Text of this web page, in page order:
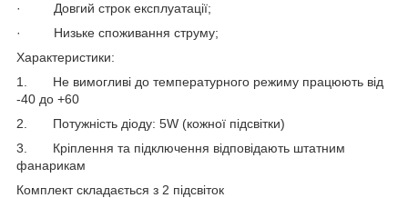
· Довгий строк експлуатації;
· Низьке споживання струму;
Характеристики:
1. Не вимогливі до температурного режиму працюють від
-40 до +60
2. Потужність діоду: 5W (кожної підсвітки)
3. Кріплення та підключення відповідають штатним
фанарикам
Комплект складається з 2 підсвіток